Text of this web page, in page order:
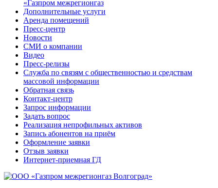
«Газпром межрегионгаз
Дополнительные услуги
Аренда помещений
Пресс-центр
Новости
СМИ о компании
Видео
Пресс-релизы
Служба по связям с общественностью и средствам
массовой информации
Обратная связь
Контакт-центр
Запрос информации
Задать вопрос
Реализация непрофильных активов
Запись абонентов на приём
Оформление заявки
Отзыв заявки
Интернет-приемная ГД